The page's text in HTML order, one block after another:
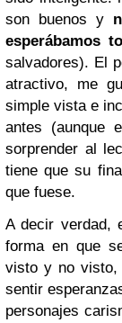
son buenos y
esperábamos
salvadores). El
atractivo, me
simple vista e
antes (aunque
sorprender al
tiene que su
que fuese.
A decir verdad,
forma en que
visto y no visto,
sentir
personajes